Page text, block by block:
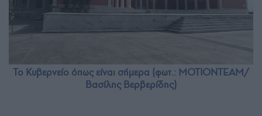
Το Κυβερνείο όπως είναι σήμερα (φωτ.: ΜΟΤΙΟΝΤΕΑΜ/
Βασίλης Βερβερίδης)